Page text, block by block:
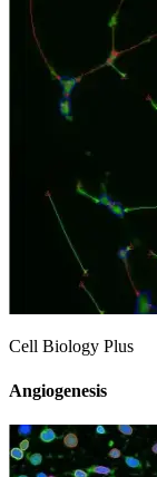
Cell Biology Plus
Angiogenesis